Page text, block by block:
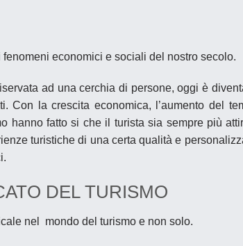
economici e sociali del nostro secolo.
ad una cerchia di persone, oggi è
Con la crescita economica, l’aumento del
hanno fatto si che il turista sia sempre più
turistiche di una certa qualità e
DEL TURISMO
nel mondo del turismo e non solo.